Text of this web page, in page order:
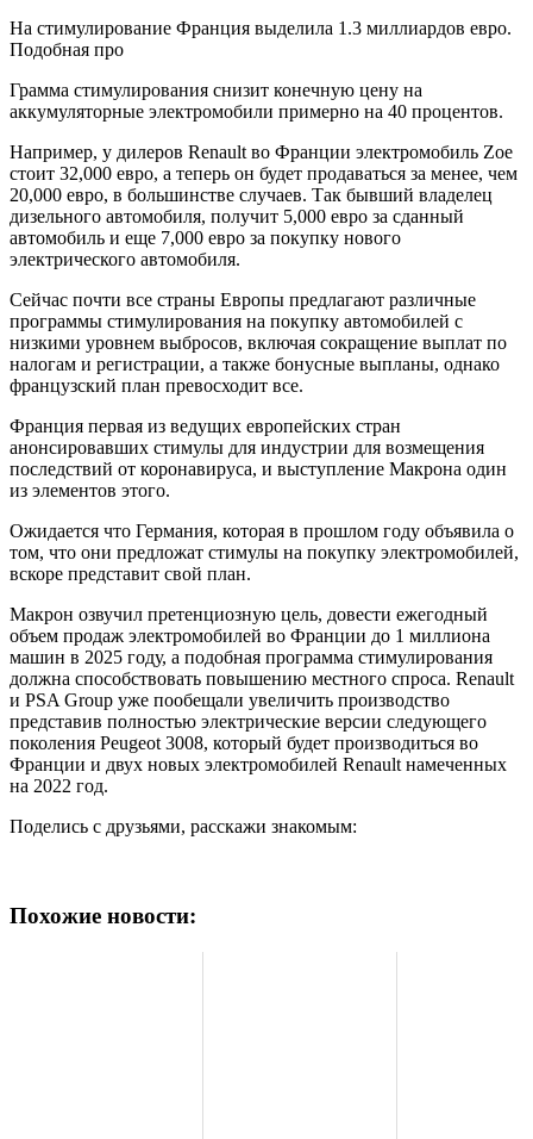
На стимулирование Франция выделила 1.3 миллиардов евро.
Подобная про
Грамма стимулирования снизит конечную цену на
аккумуляторные электромобили примерно на 40 процентов.
Например, у дилеров Renault во Франции электромобиль Zoe
стоит 32,000 евро, а теперь он будет продаваться за менее, чем
20,000 евро, в большинстве случаев. Так бывший владелец
дизельного автомобиля, получит 5,000 евро за сданный
автомобиль и еще 7,000 евро за покупку нового
электрического автомобиля.
Сейчас почти все страны Европы предлагают различные
программы стимулирования на покупку автомобилей с
низкими уровнем выбросов, включая сокращение выплат по
налогам и регистрации, а также бонусные выпланы, однако
французский план превосходит все.
Франция первая из ведущих европейских стран
анонсировавших стимулы для индустрии для возмещения
последствий от коронавируса, и выступление Макрона один
из элементов этого.
Ожидается что Германия, которая в прошлом году объявила о
том, что они предложат стимулы на покупку электромобилей,
вскоре представит свой план.
Макрон озвучил претенциозную цель, довести ежегодный
объем продаж электромобилей во Франции до 1 миллиона
машин в 2025 году, а подобная программа стимулирования
должна способствовать повышению местного спроса. Renault
и PSA Group уже пообещали увеличить производство
представив полностью электрические версии следующего
поколения Peugeot 3008, который будет производиться во
Франции и двух новых электромобилей Renault намеченных
на 2022 год.
Поделись с друзьями, расскажи знакомым:
Похожие новости: